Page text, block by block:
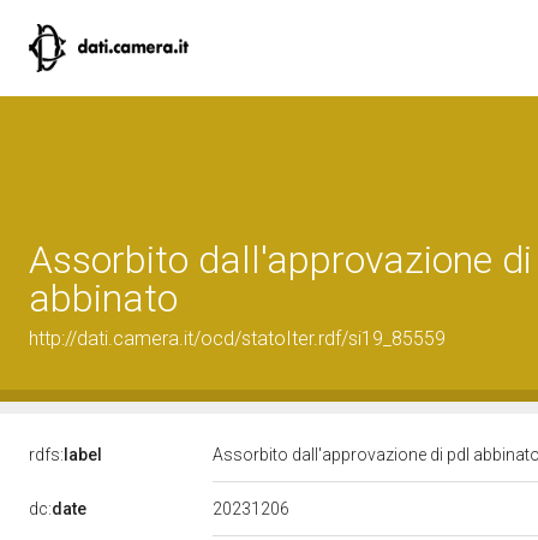
Assorbito dall'approvazione
abbinato
http://dati.camera.it/ocd/statoIter.rdf/si19_85559
rdfs: label Assorbito dall'approvazione di pdl
dc:date 20231206